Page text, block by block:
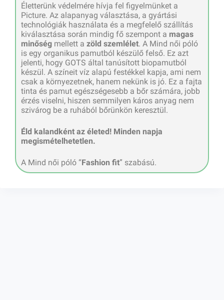
Életterünk védelmére hívja fel figyelmünket a
Picture. Az alapanyag választása, a gyártási
technológiák használata és a megfelelő szállítás
kiválasztása során mindig fő szempont a magas
minőség mellett a zöld szemlélet. A Mind női póló
is egy organikus pamutból készülő felső. Ez azt
jelenti, hogy GOTS által tanúsított biopamutból
készül. A színeit víz alapú festékkel kapja, ami nem
csak a környezetnek, hanem nekünk is jó. Ez a fajta
tinta és pamut egészségesebb a bőr számára, jobb
érzés viselni, hiszen semmilyen káros anyag nem
szivárog be a ruhából bőrünkön keresztül.
Éld kalandként az életed! Minden napja
megismételhetetlen.
A Mind női póló “Fashion fit” szabású.